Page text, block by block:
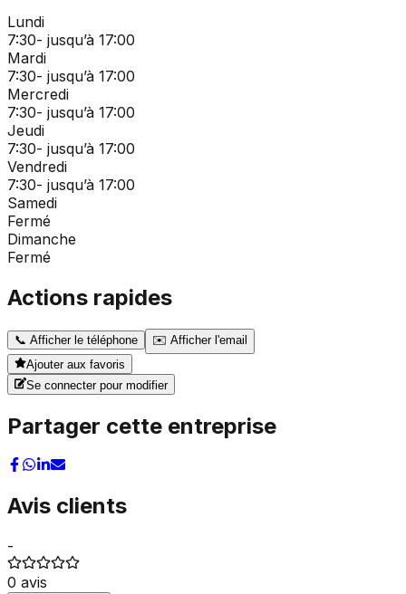
Lundi
7:30- jusqu’à 17:00
Mardi
7:30- jusqu’à 17:00
Mercredi
7:30- jusqu’à 17:00
Jeudi
7:30- jusqu’à 17:00
Vendredi
7:30- jusqu’à 17:00
Samedi
Fermé
Dimanche
Fermé
Actions rapides
📞 Afficher le téléphone ✉️ Afficher l'email
Ajouter aux favoris
Se connecter pour modifier
Partager cette entreprise
Avis clients
-
0 avis